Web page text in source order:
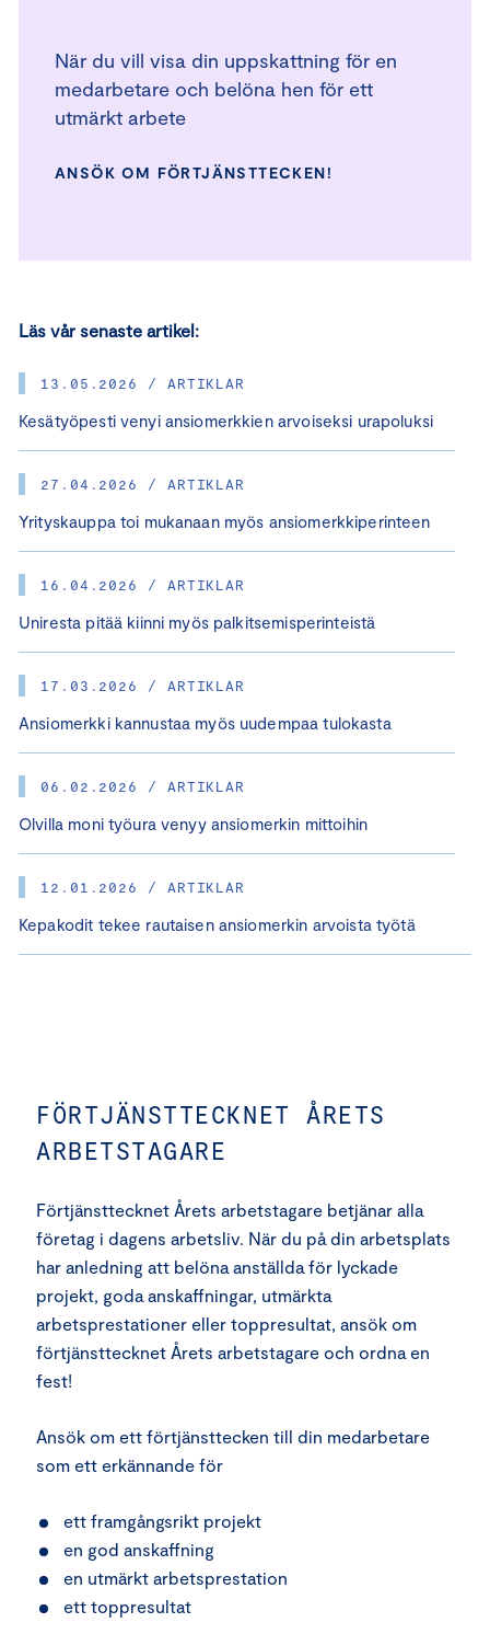
När du vill visa din uppskattning för en
medarbetare och belöna hen för ett
utmärkt arbete
ANSÖK OM FÖRTJÄNSTTECKEN!
Läs vår senaste artikel:
13.05.2026 / ARTIKLAR
Kesätyöpesti venyi ansiomerkkien arvoiseksi urapoluksi
27.04.2026 / ARTIKLAR
Yrityskauppa toi mukanaan myös ansiomerkkiperinteen
16.04.2026 / ARTIKLAR
Uniresta pitää kiinni myös palkitsemisperinteistä
17.03.2026 / ARTIKLAR
Ansiomerkki kannustaa myös uudempaa tulokasta
06.02.2026 / ARTIKLAR
Olvilla moni työura venyy ansiomerkin mittoihin
12.01.2026 / ARTIKLAR
Kepakodit tekee rautaisen ansiomerkin arvoista työtä
FÖRTJÄNSTTECKNET ÅRETS
ARBETSTAGARE
Förtjänsttecknet Årets arbetstagare betjänar alla
företag i dagens arbetsliv. När du på din arbetsplats
har anledning att belöna anställda för lyckade
projekt, goda anskaffningar, utmärkta
arbetsprestationer eller toppresultat, ansök om
förtjänsttecknet Årets arbetstagare och ordna en
fest!
Ansök om ett förtjänsttecken till din medarbetare
som ett erkännande för
ett framgångsrikt projekt
en god anskaffning
en utmärkt arbetsprestation
ett toppresultat